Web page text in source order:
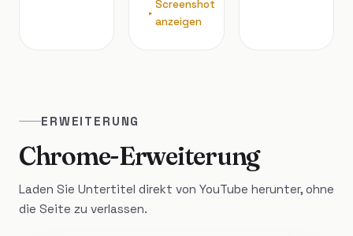
Screenshot
anzeigen
ERWEITERUNG
Chrome-Erweiterung
Laden Sie Untertitel direkt von YouTube herunter, ohne
die Seite zu verlassen.